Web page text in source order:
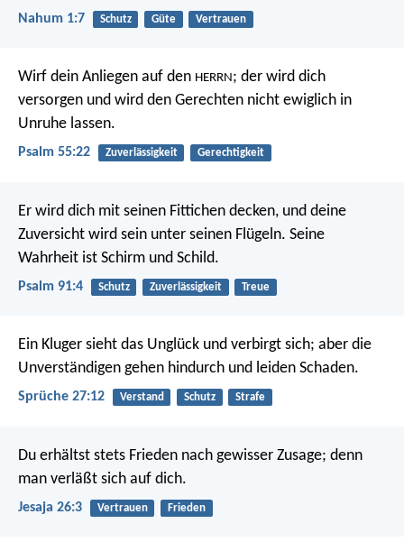
Nahum 1:7 Schutz Güte Vertrauen
Wirf dein Anliegen auf den HERRN; der wird dich
versorgen und wird den Gerechten nicht ewiglich in
Unruhe lassen.
Psalm 55:22 Zuverlässigkeit Gerechtigkeit
Er wird dich mit seinen Fittichen decken, und deine
Zuversicht wird sein unter seinen Flügeln. Seine
Wahrheit ist Schirm und Schild.
Psalm 91:4 Schutz Zuverlässigkeit Treue
Ein Kluger sieht das Unglück und verbirgt sich; aber die
Unverständigen gehen hindurch und leiden Schaden.
Sprüche 27:12 Verstand Schutz Strafe
Du erhältst stets Frieden nach gewisser Zusage; denn
man verläßt sich auf dich.
Jesaja 26:3 Vertrauen Frieden